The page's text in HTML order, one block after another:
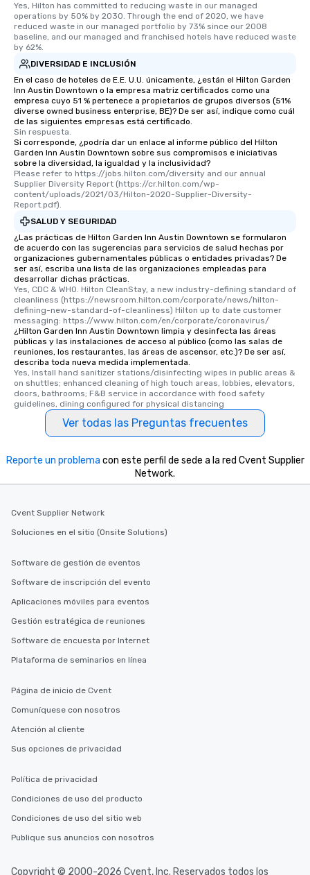
Yes, Hilton has committed to reducing waste in our managed
operations by 50% by 2030. Through the end of 2020, we have
reduced waste in our managed portfolio by 73% since our 2008
baseline, and our managed and franchised hotels have reduced waste
by 62%.
DIVERSIDAD E INCLUSIÓN
En el caso de hoteles de E.E. U.U. únicamente, ¿están el Hilton Garden
Inn Austin Downtown o la empresa matriz certificados como una
empresa cuyo 51 % pertenece a propietarios de grupos diversos (51%
diverse owned business enterprise, BE)? De ser así, indique como cuál
de las siguientes empresas está certificado.
Sin respuesta.
Si corresponde, ¿podría dar un enlace al informe público del Hilton
Garden Inn Austin Downtown sobre sus compromisos e iniciativas
sobre la diversidad, la igualdad y la inclusividad?
Please refer to https://jobs.hilton.com/diversity and our annual
Supplier Diversity Report (https://cr.hilton.com/wp-
content/uploads/2021/03/Hilton-2020-Supplier-Diversity-
Report.pdf).
SALUD Y SEGURIDAD
¿Las prácticas de Hilton Garden Inn Austin Downtown se formularon
de acuerdo con las sugerencias para servicios de salud hechas por
organizaciones gubernamentales públicas o entidades privadas? De
ser así, escriba una lista de las organizaciones empleadas para
desarrollar dichas prácticas.
Yes, CDC & WHO. Hilton CleanStay, a new industry-defining standard of
cleanliness (https://newsroom.hilton.com/corporate/news/hilton-
defining-new-standard-of-cleanliness) Hilton up to date customer
messaging: https://www.hilton.com/en/corporate/coronavirus/
¿Hilton Garden Inn Austin Downtown limpia y desinfecta las áreas
públicas y las instalaciones de acceso al público (como las salas de
reuniones, los restaurantes, las áreas de ascensor, etc.)? De ser así,
describa toda nueva medida implementada.
Yes, Install hand sanitizer stations/disinfecting wipes in public areas &
on shuttles; enhanced cleaning of high touch areas, lobbies, elevators,
doors, bathrooms; F&B service in accordance with food safety
guidelines, dining configured for physical distancing
Ver todas las Preguntas frecuentes
Reporte un problema con este perfil de sede a la red Cvent Supplier
Network.
Cvent Supplier Network
Soluciones en el sitio (Onsite Solutions)
Software de gestión de eventos
Software de inscripción del evento
Aplicaciones móviles para eventos
Gestión estratégica de reuniones
Software de encuesta por Internet
Plataforma de seminarios en línea
Página de inicio de Cvent
Comuníquese con nosotros
Atención al cliente
Sus opciones de privacidad
Política de privacidad
Condiciones de uso del producto
Condiciones de uso del sitio web
Publique sus anuncios con nosotros
Copyright © 2000-2026 Cvent, Inc. Reservados todos los